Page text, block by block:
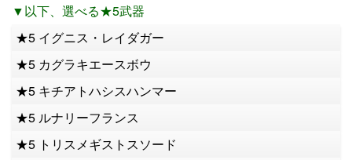
▼以下、選べる★5武器
★5 イグニス・レイダガー
★5 カグラキエースボウ
★5 キチアトハシスハンマー
★5 ルナリーフランス
★5 トリスメギストスソード